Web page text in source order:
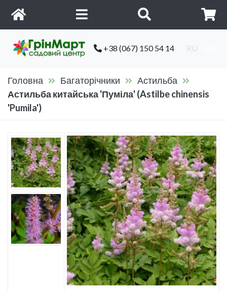
+38 (067) 150 54 14 RU
Головна Багаторічники
Астильба
Астильба китайська 'Пуміла' (Astilbe chinensis
'Pumila')